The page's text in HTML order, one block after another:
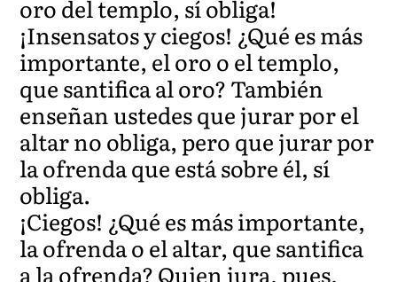
oro del templo, sí obliga!
¡Insensatos y ciegos! ¿Qué es más
importante, el oro o el templo,
que santifica al oro? También
enseñan ustedes que jurar por el
altar no obliga, pero que jurar por
la ofrenda que está sobre él, sí
obliga.
¡Ciegos! ¿Qué es más importante,
la ofrenda o el altar, que santifica
a la ofrenda? Quien jura, pues,